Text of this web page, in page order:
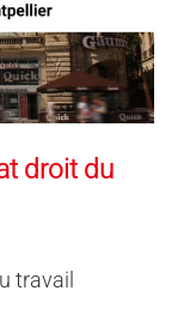
droit du
travail